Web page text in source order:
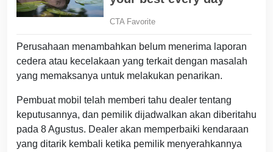
Perusahaan menambahkan belum menerima laporan
cedera atau kecelakaan yang terkait dengan masalah
yang memaksanya untuk melakukan penarikan.
Pembuat mobil telah memberi tahu dealer tentang
keputusannya, dan pemilik dijadwalkan akan diberitahu
pada 8 Agustus. Dealer akan memperbaiki kendaraan
yang ditarik kembali ketika pemilik menyerahkannya